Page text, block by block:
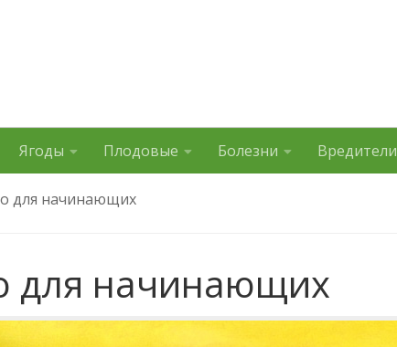
Ягоды Плодовые Болезни Вредители
для начинающих
для начинающих